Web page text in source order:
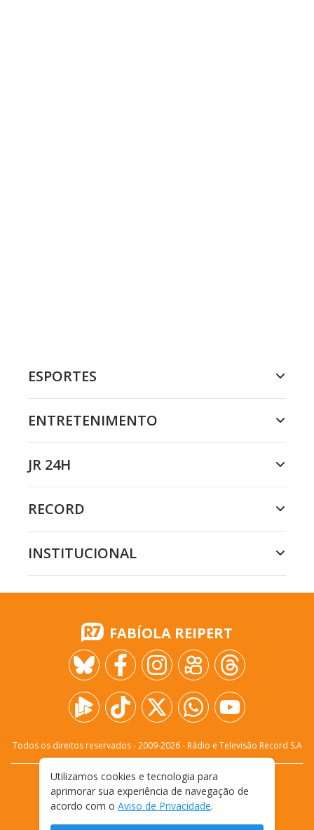
ESPORTES
ENTRETENIMENTO
JR 24H
RECORD
INSTITUCIONAL
FABÍOLA REIPERT
Todos os direitos reservados - 2009-2026- Rádio e Televisão Record S.A
FALE CONOSCO
PRIVACIDADE
TERMOS E CONDIÇÕES DE USO
Utilizamos cookies e tecnologia para
aprimorar sua experiência de navegação de
acordo com o Aviso de Privacidade.